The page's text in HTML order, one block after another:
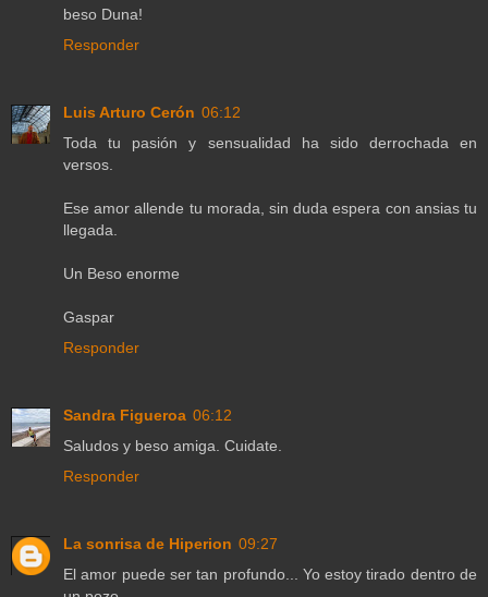
beso Duna!
Responder
Luis Arturo Cerón 06:12
Toda tu pasión y sensualidad ha sido derrochada en
versos.
Ese amor allende tu morada, sin duda espera con ansias tu
llegada.
Un Beso enorme
Gaspar
Responder
Sandra Figueroa 06:12
Saludos y beso amiga. Cuidate.
Responder
La sonrisa de Hiperion 09:27
El amor puede ser tan profundo... Yo estoy tirado dentro de